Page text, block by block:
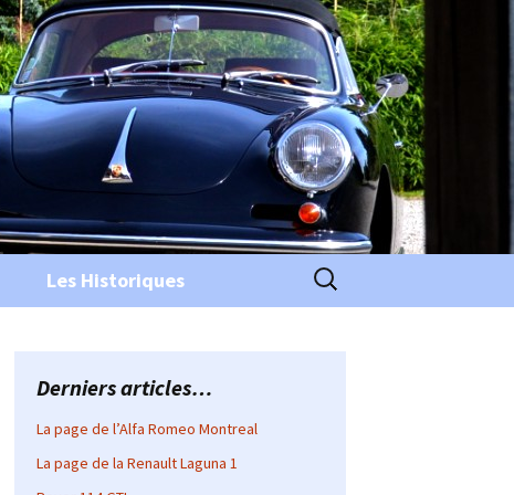
Les Historiques Rechercher :
Derniers articles…
La page de l’Alfa Romeo Montreal
La page de la Renault Laguna 1